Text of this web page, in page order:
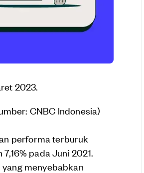
2023.
CNBC Indonesia)
performa terburuk
pada Juni 2021.
menyebabkan